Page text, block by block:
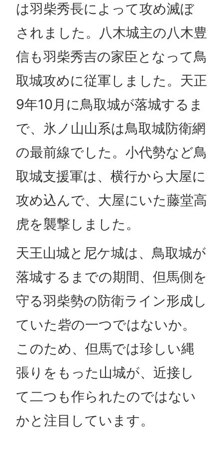
は羽柴秀長によって攻め滅ぼ
されました。八木城主の八木豊
信も羽柴秀吉の家臣となって鳥
取城攻めに従軍しました。天正
9年10月に鳥取城が落城するま
で、氷ノ山山系は鳥取城防衛網
の最前線でした。小代勢など鳥
取城支援軍は、横行から大屋に
攻め込んで、大屋にいた藤堂高
虎を襲撃しました。
天王山城と尼ケ城は、鳥取城が
落城するまでの期間、但馬側を
守る羽柴勢の防衛ライン形成し
ていた砦の一つではないか。
このため、但馬では珍しい縄
張りをもった山城が、近接し
て二つも作られたのではない
かと注目しています。